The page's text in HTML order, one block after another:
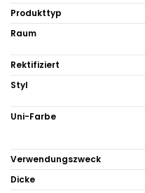
Produkttyp
Raum
Rektifiziert
Styl
Uni-Farbe
Verwendungszweck
Dicke